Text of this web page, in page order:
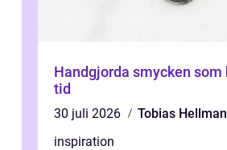
Handgjorda smycken som
tid
30 juli 2026
Tobias Hellman
inspiration